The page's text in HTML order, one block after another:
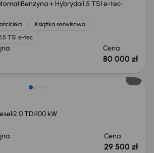
Benzyna + Hybryda1.5 TSI e-tec
Książka serwisowa
1.5 TSI e-tec
Cena
80 000 zł
2.0 TDI100 kW
Cena
29 500 zł